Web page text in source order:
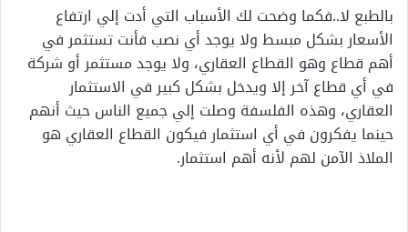
بالطبع لا..فكما وضحت لك الأسباب التي أدت إلي ارتفاع
الأسعار بشكل مبسط ولا يوجد أي نصب فأنت تستثمر في
أهم قطاع وهو القطاع العقاري، ولا يوجد مستثمر أو شركة
في أي قطاع آخر إلا ويدخل بشكل كبير في الاستثمار
العقاري، وهذه الفلسفة وصلت إلي جميع الناس حيث أنهم
حينما يفكرون في أي استثمار فيكون القطاع العقاري هو
الملاذ الآمن لهم لأنه أهم استثمار.